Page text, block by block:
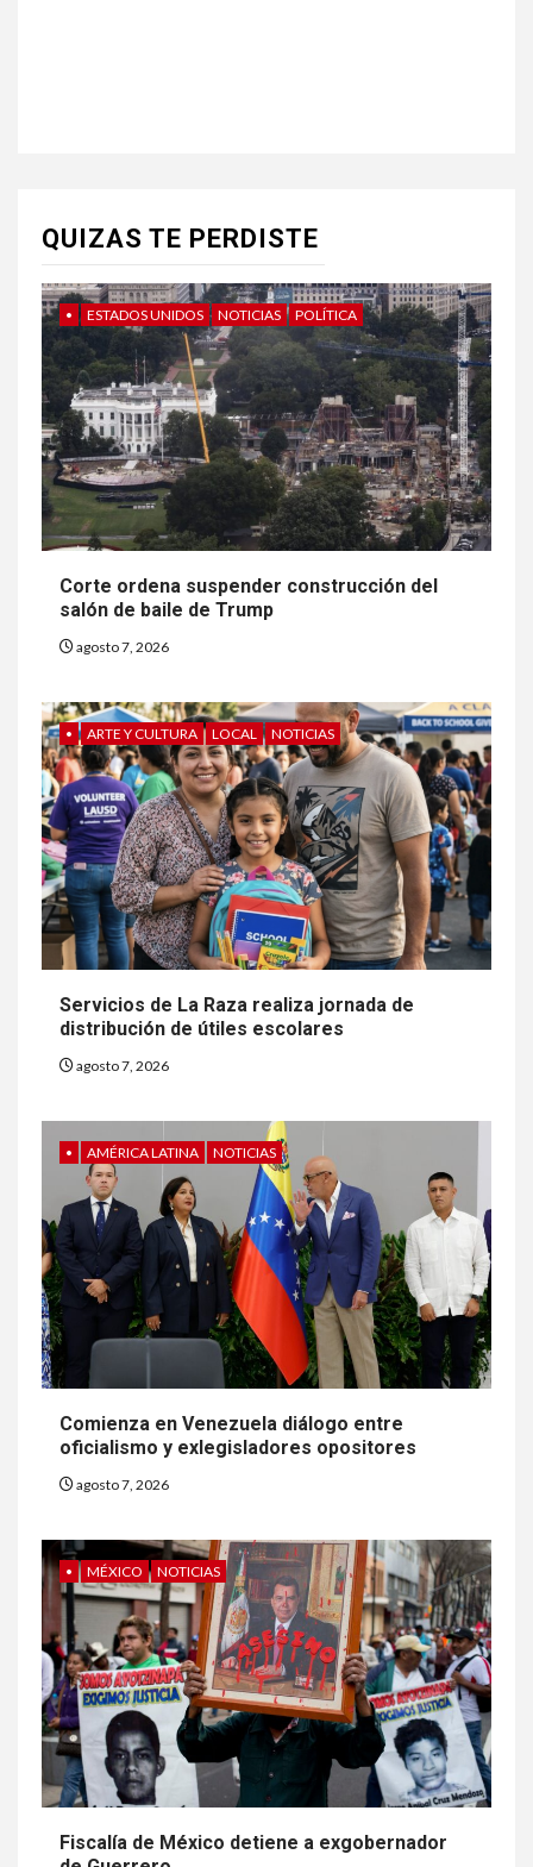
QUIZAS TE PERDISTE
• ESTADOS UNIDOS NOTICIAS POLÍTICA
Corte ordena suspender construcción del
salón de baile de Trump
agosto 7, 2026
• ARTE Y CULTURA LOCAL NOTICIAS
Servicios de La Raza realiza jornada de
distribución de útiles escolares
agosto 7, 2026
• AMÉRICA LATINA NOTICIAS
Comienza en Venezuela diálogo entre
oficialismo y exlegisladores opositores
agosto 7, 2026
• MÉXICO NOTICIAS
Fiscalía de México detiene a exgobernador